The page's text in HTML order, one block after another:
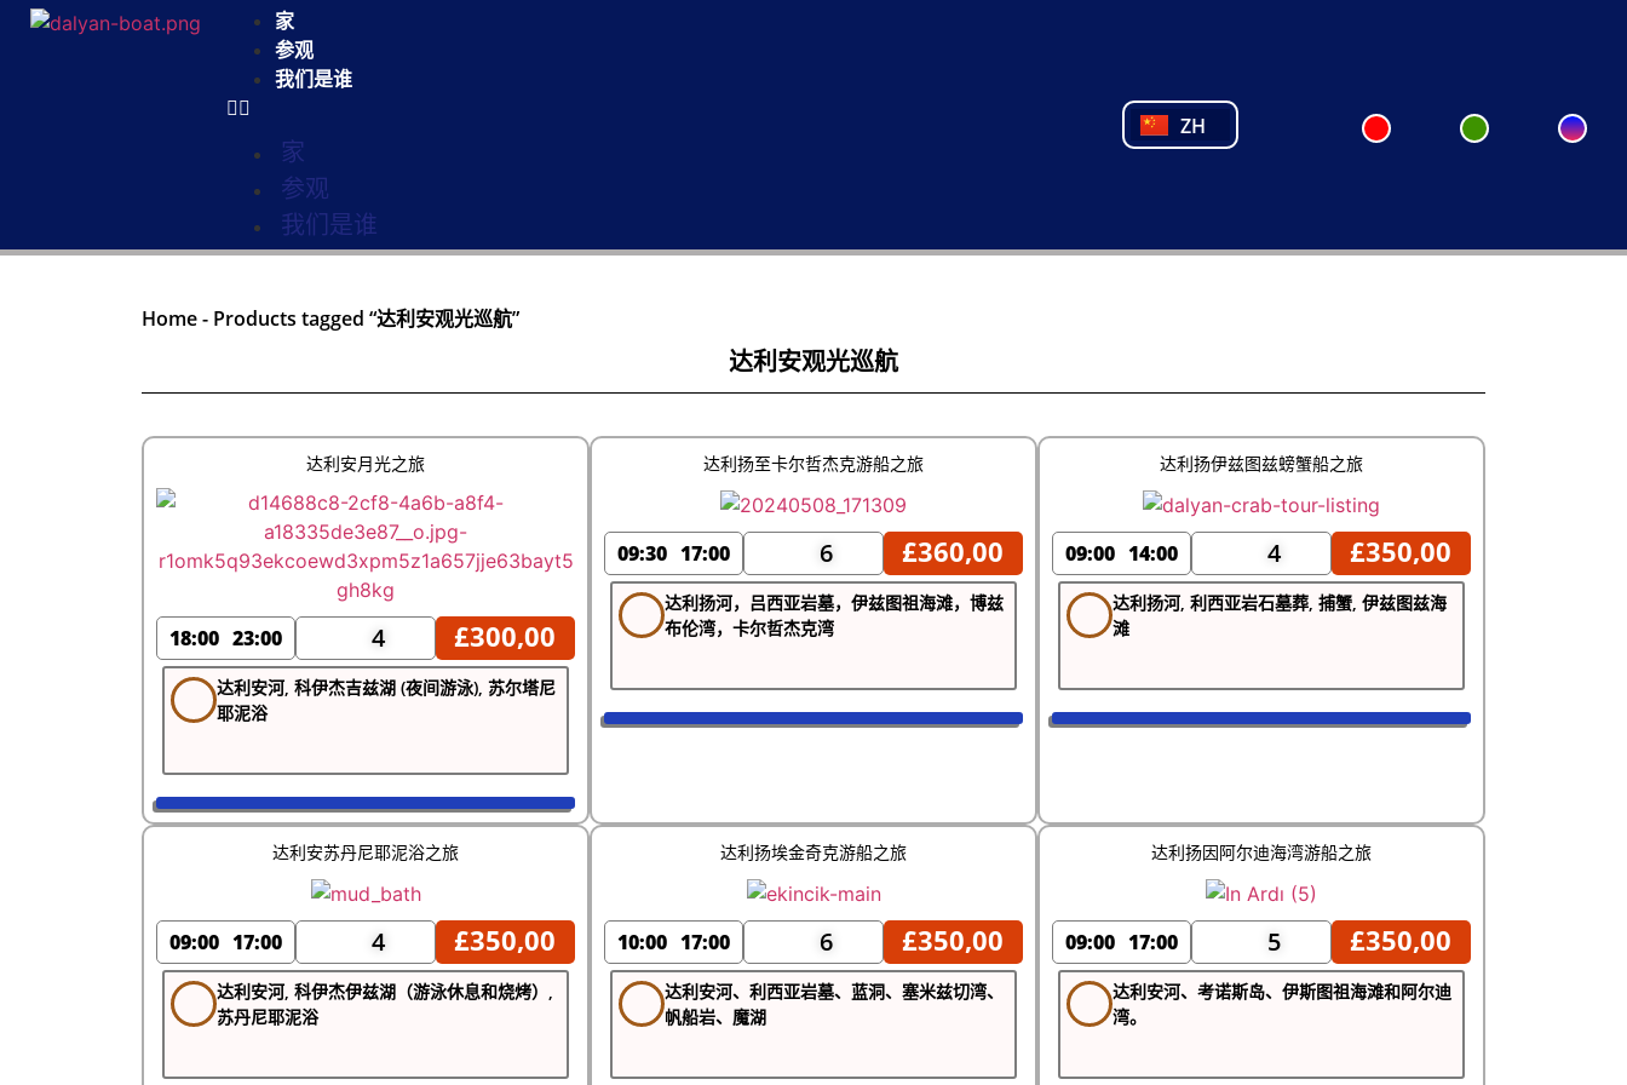
家
参观
我们是谁
家
参观
我们是谁
ZH
PT
TR
Home- Products tagged “达利安观光巡航”
达利安观光巡航
达利安月光之旅
18:00 23:00 4 £300,00
达利安河, 科伊杰吉兹湖 (夜间游泳), 苏尔塔尼
耶泥浴
达利扬至卡尔哲杰克游船之旅
09:30 17:00 6 £360,00
达利扬河，吕西亚岩墓，伊兹图祖海滩，博兹
布伦湾，卡尔哲杰克湾
达利扬伊兹图兹螃蟹船之旅
09:00 14:00 4 £350,00
达利扬河, 利西亚岩石墓葬, 捕蟹, 伊兹图兹海
滩
达利安苏丹尼耶泥浴之旅
09:00 17:00 4 £350,00
达利安河, 科伊杰伊兹湖（游泳休息和烧烤）,
苏丹尼耶泥浴
达利扬埃金奇克游船之旅
10:00 17:00 6 £350,00
达利安河、利西亚岩墓、蓝洞、塞米兹切湾、
帆船岩、魔湖
达利扬因阿尔迪海湾游船之旅
09:00 17:00 5 £350,00
达利安河、考诺斯岛、伊斯图祖海滩和阿尔迪
湾。